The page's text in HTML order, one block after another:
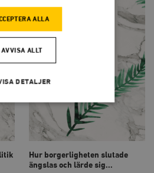
Hur borgerligheten slutade
ängslas och lärde sig...
ALLA
AVVISA ALLT
DETALJER
Analys
Funktioner
kakor tillåter